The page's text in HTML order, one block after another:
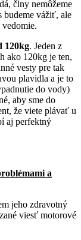
člny nemôžeme
budeme vážiť, ale
vedomie.
120kg. Jeden z
ako 120kg je ten,
vesty pre tak
plavidla a je to
do vody)
aby sme do
že viete plávať u
aj perfektný
a
jeho zdravotný
viesť motorové